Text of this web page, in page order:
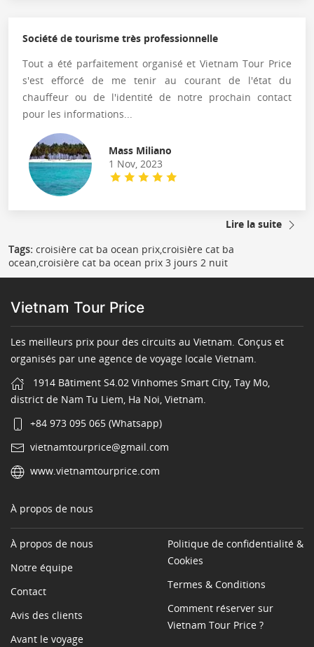
Société de tourisme très professionnelle
Tout a été parfaitement organisé et Vietnam Tour Price
s'est efforcé de me tenir au courant de l'état du
chauffeur ou de l'identité de notre prochain contact
pour les informations...
Mass Miliano
1 Nov, 2023
Lire la suite
Tags: croisière cat ba ocean prix,croisière cat ba
ocean,croisière cat ba ocean prix 3 jours 2 nuit
Vietnam Tour Price
Les meilleurs prix pour des circuits au Vietnam. Conçus et
organisés par une agence de voyage locale Vietnam.
1914 Bâtiment S4.02 Vinhomes Smart City, Tay Mo,
district de Nam Tu Liem, Ha Noi, Vietnam.
+84 973 095 065 (Whatsapp)
vietnamtourprice@gmail.com
www.vietnamtourprice.com
À propos de nous
À propos de nous
Notre équipe
Contact
Avis des clients
Avant le voyage
Politique de confidentialité &
Cookies
Termes & Conditions
Comment réserver sur
Vietnam Tour Price ?